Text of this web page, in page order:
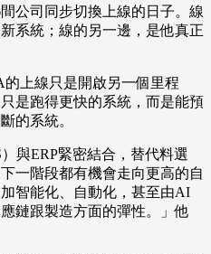
公司同步切換上線的日子。線
系統；線的另一邊，是他真正
上線只是開啟另一個里程
是跑得更快的系統，而是能預
的系統。
與ERP緊密結合，替代料選
一階段都有機會走向更高的自
智能化、自動化，甚至由AI
鏈跟製造方面的彈性。」他